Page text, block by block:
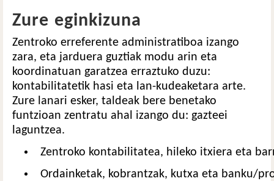
Zure eginkizuna
Zentroko erreferente administratiboa izango
zara, eta jarduera guztiak modu arin eta
koordinatuan garatzea erraztuko duzu:
kontabilitatetik hasi eta lan-kudeaketara arte.
Zure lanari esker, taldeak bere benetako
funtzioan zentratu ahal izango du: gazteei
laguntzea.
Zentroko kontabilitatea, hileko itxiera eta
Ordainketak, kobrantzak, kutxa eta banku/